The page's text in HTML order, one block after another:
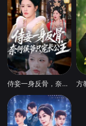
侍妾一身反骨，奈何侯爷只宠长公主